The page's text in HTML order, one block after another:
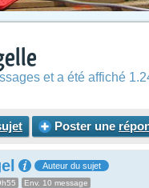
et a été affiché
Poster une
Auteur du sujet
Env. 10 message